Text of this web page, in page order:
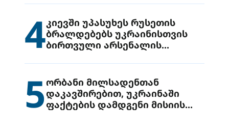
4კიევში უპასუხეს რუსეთის
ბრალდებებს უკრაინისთვის
ბირთვული არსენალის
5ორბანი მილსადენთან
დაკავშირებით, უკრაინაში
ფაქტების დამდგენი მისიის